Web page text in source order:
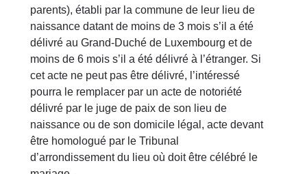
parents), établi par la commune de leur lieu de
naissance datant de moins de 3 mois s’il a été
délivré au Grand-Duché de Luxembourg et de
moins de 6 mois s’il a été délivré à l’étranger. Si
cet acte ne peut pas être délivré, l’intéressé
pourra le remplacer par un acte de notoriété
délivré par le juge de paix de son lieu de
naissance ou de son domicile légal, acte devant
être homologué par le Tribunal
d’arrondissement du lieu où doit être célébré le